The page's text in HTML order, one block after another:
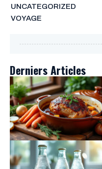
UNCATEGORIZED
VOYAGE
Derniers Articles